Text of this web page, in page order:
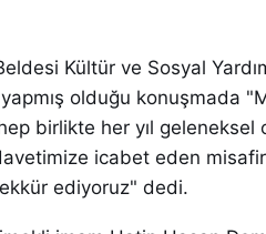
Kültür ve Sosyal
olduğu konuşmada
birlikte her yıl geleneksel
icabet eden
ediyoruz" dedi.